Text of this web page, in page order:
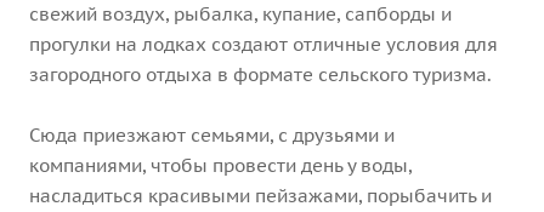
свежий воздух, рыбалка, купание, сапборды и
прогулки на лодках создают отличные условия для
загородного отдыха в формате сельского туризма.
Сюда приезжают семьями, с друзьями и
компаниями, чтобы провести день у воды,
насладиться красивыми пейзажами, порыбачить и